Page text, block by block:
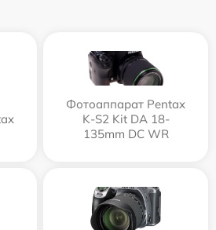
Фотоаппарат Pentax
K-S2 Kit DA 18-
135mm DC WR